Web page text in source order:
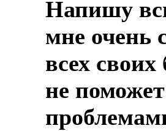
Напишу
мне очень
всех своих
не